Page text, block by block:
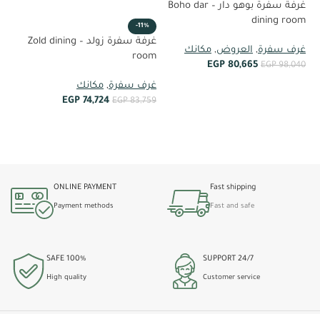
غرفة سفرة بوهو دار – Boho dar
dining room
غرف سفرة, العروض, مكانك
EGP98,040
EGP 80,665
-11%
غرفة سفرة زولد – Zold dining
room
غرف سفرة, مكانك
EGP83,759
EGP 74,724
Fast shipping
Fast and safe
ONLINE PAYMENT
Payment methods
24/7 SUPPORT
Customer service
100% SAFE
High quality